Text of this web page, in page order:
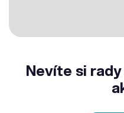
Nevíte si